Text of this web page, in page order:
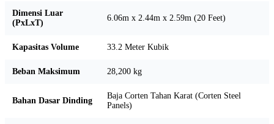
Dimensi Luar
(PxLxT)
6.06m x 2.44m x 2.59m (20 Feet)
Kapasitas Volume 33.2 Meter Kubik
Beban Maksimum 28,200 kg
Bahan Dasar Dinding
Baja Corten Tahan Karat (Corten Steel
Panels)